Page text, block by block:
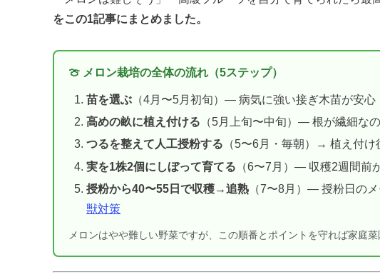
をこの1記事にまとめました。
🍈 メロン栽培の全体の流れ（5ステップ）
苗を選ぶ （4月〜5月初旬）— 病気に強い接ぎ木苗が安
高めの畝に植え付ける （5月上旬〜中旬）— 根が繊細な
つるを整えて人工授粉する （5〜6月・毎朝）→ 植え付け
実を1株2個にしぼって育てる （6〜7月）— 収穫2週間前
授粉から40〜55日で収穫→追熟 （7〜8月）— 授粉日の
獣対策
メロンはやや難しい野菜ですが、この順番とポイントを守れば家庭菜